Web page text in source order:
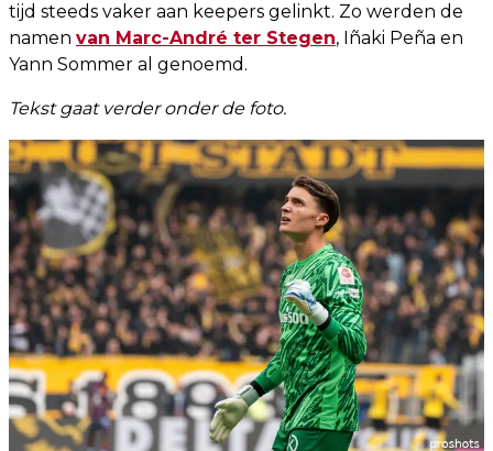
tijd steeds vaker aan keepers gelinkt. Zo werden de
namen van Marc-André ter Stegen, Iñaki Peña en
Yann Sommer al genoemd.
Tekst gaat verder onder de foto.